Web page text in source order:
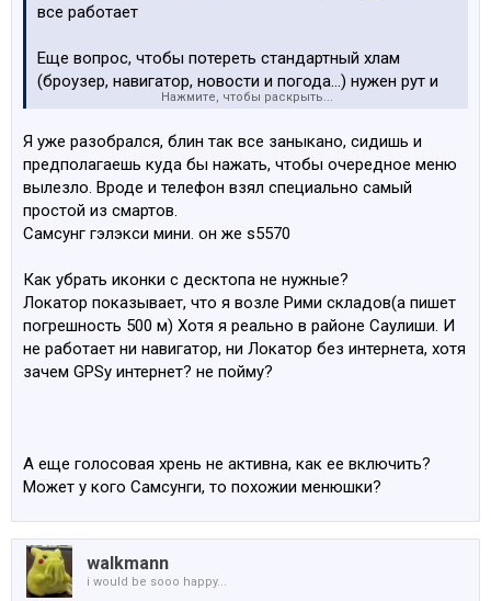
все работает
Еще вопрос, чтобы потереть стандартный хлам
(броузер, навигатор, новости и погода...) нужен рут и
ЗЫ Стаханоф, у меня своя мелодия на звонок
поставилась без проблем, но не через плейер, а через
настройки звуков телефона
Нажмите, чтобы раскрыть...
Я уже разобрался, блин так все заныкано, сидишь и
предполагаешь куда бы нажать, чтобы очередное меню
вылезло. Вроде и телефон взял специально самый
простой из смартов.
Самсунг гэлэкси мини. он же s5570
Как убрать иконки с десктопа не нужные?
Локатор показывает, что я возле Рими складов(а пишет
погрешность 500 м) Хотя я реально в районе Саулиши. И
не работает ни навигатор, ни Локатор без интернета, хотя
зачем GPSу интернет? не пойму?
А еще голосовая хрень не активна, как ее включить?
Может у кого Самсунги, то похожии менюшки?
walkmann
i would be sooo happy...